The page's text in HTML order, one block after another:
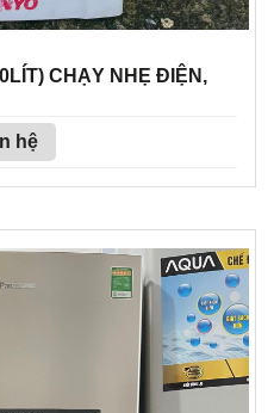
CHẠY NHẸ ĐIỆN,
hệ